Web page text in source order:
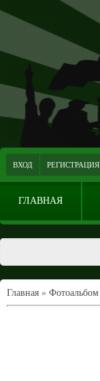
ВХОД РЕГИСТРАЦИЯ
ГЛАВНАЯ
Главная » Фотоальбом